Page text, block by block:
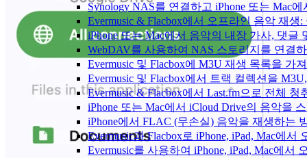
Synology NAS를 연결하고 iPhone 또는 Mac
Evermusic & Flacbox에서 오프라인 음악 재
iPhone 또는 Mac에서 음악의 내장 가사, 댓글
WebDAV를 사용하여 NAS 스토리지를 연결
Evermusic 및 Flacbox에 M3U 재생 목록을 가
Evermusic 및 Flacbox에서 트랙 컬렉션을
Evermusic & Flacbox에서 Last.fm으로 전체 청
iPhone 또는 Mac에서 iCloud Drive의 음악을
iPhone에서 FLAC (무손실) 음악을 재생하는
Evermusic과 Flacbox로 iPhone, iPad, Mac에
Evermusic를 사용하여 iPhone, iPad, Mac에서